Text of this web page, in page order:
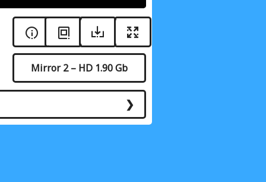
Mirror 2 – HD 1.90 Gb